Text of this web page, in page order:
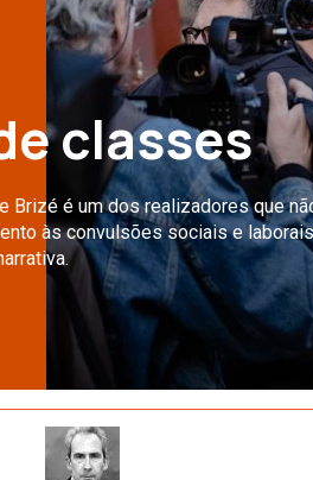
classes
Brizé é um dos realizadores que
às convulsões sociais e